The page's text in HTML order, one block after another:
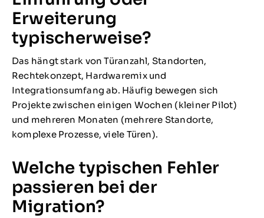
Erweiterung
typischerweise?
Das hängt stark von Türanzahl, Standorten,
Rechtekonzept, Hardwaremix und
Integrationsumfang ab. Häufig bewegen sich
Projekte zwischen einigen Wochen (kleiner Pilot)
und mehreren Monaten (mehrere Standorte,
komplexe Prozesse, viele Türen).
Welche typischen Fehler
passieren bei der
Migration?